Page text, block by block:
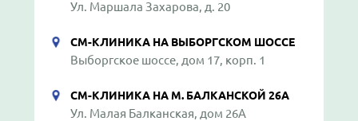
Ул. Маршала Захарова, д. 20
СМ-КЛИНИКА НА ВЫБОРГСКОМ ШОССЕ
Выборгское шоссе, дом 17, корп. 1
СМ-КЛИНИКА НА М. БАЛКАНСКОЙ 26А
Ул. Малая Балканская, дом 26А